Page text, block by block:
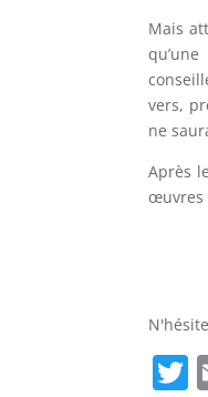
Mais
vers,
ne
Après
œuvres